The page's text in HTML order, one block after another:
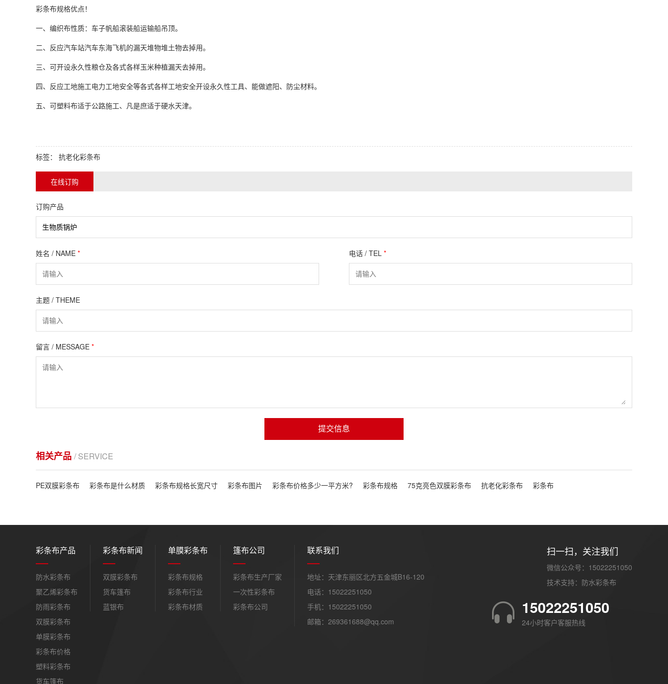
彩条布规格优点！
一、编织布性质：车子帆船滚装船运输船吊顶。
二、反应汽车站汽车东海飞机的漏天堆物堆土物去掉用。
三、可开设永久性粮仓及各式各样玉米种植漏天去掉用。
四、反应工地施工电力工地安全等各式各样工地安全开设永久性工具、能做遮阳、防尘材料。
五、可塑料布适于公路施工、凡是庶适于硬水天津。
标签： 抗老化彩条布
在线订购
订购产品
姓名 / NAME * 电话 / TEL *
主题 / THEME
留言 / MESSAGE *
提交信息
相关产品 / SERVICE
PE双膜彩条布 彩条布是什么材质 彩条布规格长宽尺寸 彩条布图片 彩条布价格多少一平方米? 彩条布规格 75克亮色双膜彩条布 抗老化彩条布 彩条布
彩条布产品
防水彩条布
聚乙烯彩条布
防雨彩条布
双膜彩条布
单膜彩条布
彩条布价格
塑料彩条布
货车篷布
彩条布新闻
双膜彩条布
货车篷布
蓝银布
单膜彩条布
彩条布规格
彩条布行业
彩条布材质
篷布公司
彩条布生产厂家
一次性彩条布
彩条布公司
联系我们
地址：天津东丽区北方五金城B16-120
电话：15022251050
手机：15022251050
邮箱：269361688@qq.com
扫一扫，关注我们
微信公众号：15022251050
技术支持： 防水彩条布
15022251050
24小时客户客服热线